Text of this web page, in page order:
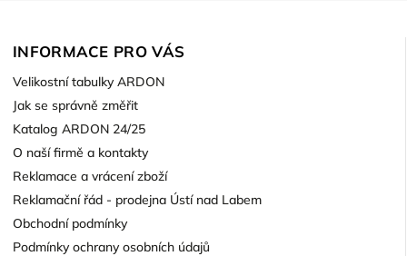
INFORMACE PRO VÁS
Velikostní tabulky ARDON
Jak se správně změřit
Katalog ARDON 24/25
O naší firmě a kontakty
Reklamace a vrácení zboží
Reklamační řád - prodejna Ústí nad Labem
Obchodní podmínky
Podmínky ochrany osobních údajů